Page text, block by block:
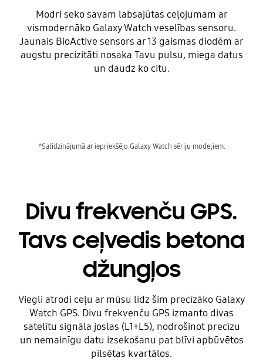
Modri seko savam labsajūtas ceļojumam ar
vismodernāko Galaxy Watch veselības sensoru.
Jaunais BioActive sensors ar 13 gaismas diodēm ar
augstu precizitāti nosaka Tavu pulsu, miega datus
un daudz ko citu.
Divu frekvenču GPS.
Tavs ceļvedis betona
džungļos
Viegli atrodi ceļu ar mūsu līdz šim precīzāko Galaxy
Watch GPS. Divu frekvenču GPS izmanto divas
satelītu signāla joslas (L1+L5), nodrošinot precīzu
un nemainīgu datu izsekošanu pat blīvi apbūvētos
pilsētas kvartālos.